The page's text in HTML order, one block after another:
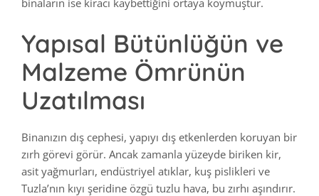
Yapısal Bütünlüğün ve
Malzeme Ömrünün
Uzatılması
Binanızın dış cephesi, yapıyı dış etkenlerden koruyan bir
zırh görevi görür. Ancak zamanla yüzeyde biriken kir,
asit yağmurları, endüstriyel atıklar, kuş pislikleri ve
Tuzla’nın kıyı şeridine özgü tuzlu hava, bu zırhı aşındırır.